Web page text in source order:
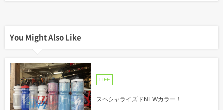
You Might Also Like
LIFE
スペシャライズドNEWカラー！